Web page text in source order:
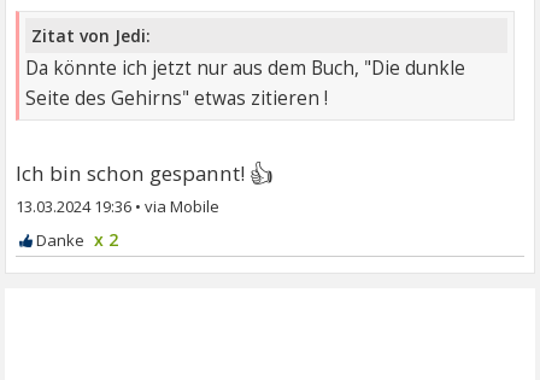
Zitat von Jedi:
Da könnte ich jetzt nur aus dem Buch, "Die dunkle
Seite des Gehirns" etwas zitieren !
Ich bin schon gespannt! 👍
13.03.2024 19:36 •
x 2